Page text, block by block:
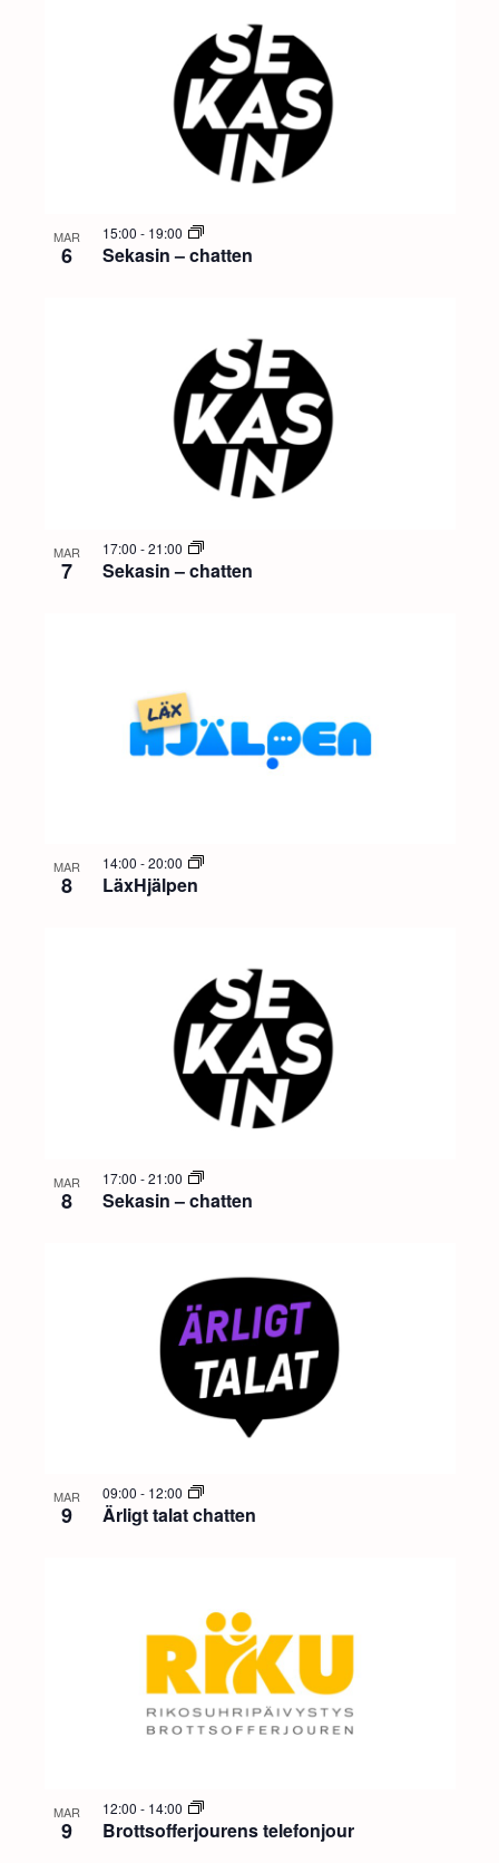
MAR
6 Sekasin – chatten
15:00 - 19:00
MAR
7 Sekasin – chatten
17:00 -21:00
MAR
8 LäxHjälpen
14:00 -20:00
MAR
8 Sekasin – chatten
17:00 -21:00
MAR
9 Ärligt talat chatten
09:00 - 12:00
MAR
9 Brottsofferjourens telefonjour
12:00 - 14:00